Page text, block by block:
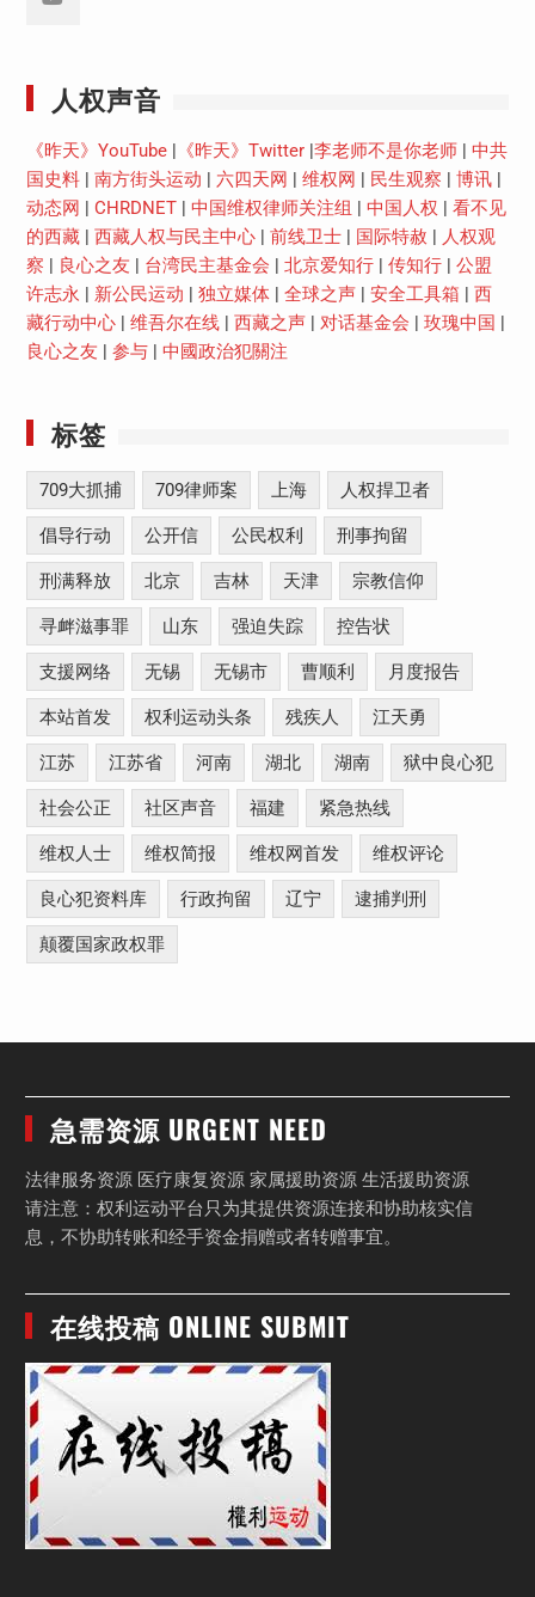
人权声音
《昨天》YouTube| 《昨天》Twitter|李老师不是你老师| 中共
国史料| 南方街头运动 | 六四天网 | 维权网 | 民生观察 | 博讯|
动态网 | CHRDNET| 中国维权律师关注组 | 中国人权 | 看不见
的西藏| 西藏人权与民主中心| 前线卫士| 国际特赦 | 人权观
察 | 良心之友 | 台湾民主基金会 | 北京爱知行| 传知行| 公盟
许志永 | 新公民运动 | 独立媒体| 全球之声| 安全工具箱 | 西
藏行动中心| 维吾尔在线| 西藏之声| 对话基金会 | 玫瑰中国 |
良心之友 | 参与| 中國政治犯關注
标签
709大抓捕 709律师案 上海 人权捍卫者
倡导行动 公开信 公民权利 刑事拘留
刑满释放 北京 吉林 天津 宗教信仰
寻衅滋事罪 山东 强迫失踪 控告状
支援网络 无锡 无锡市 曹顺利 月度报告
本站首发 权利运动头条 残疾人 江天勇
江苏 江苏省 河南 湖北 湖南 狱中良心犯
社会公正 社区声音 福建 紧急热线
维权人士 维权简报 维权网首发 维权评论
良心犯资料库 行政拘留 辽宁 逮捕判刑
颠覆国家政权罪
急需资源 URGENT NEED
法律服务资源 医疗康复资源 家属援助资源 生活援助资源
请注意：权利运动平台只为其提供资源连接和协助核实信
息，不协助转账和经手资金捐赠或者转赠事宜。
在线投稿 ONLINE SUBMIT